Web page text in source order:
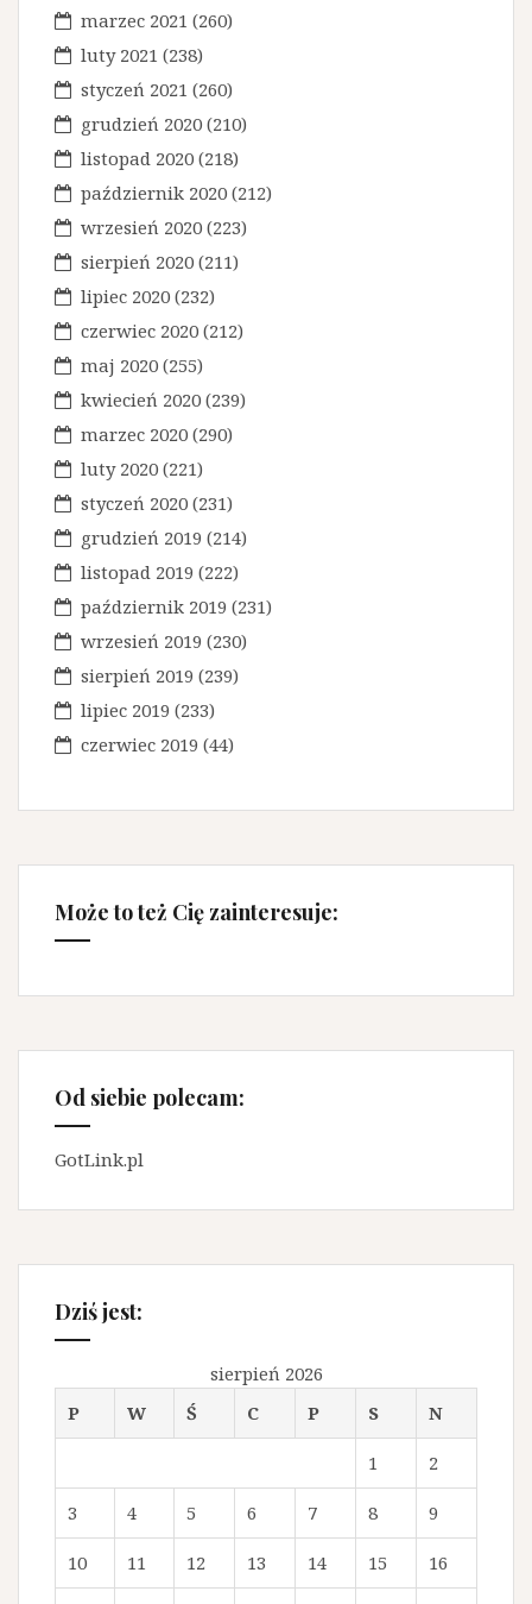
marzec 2021 (260)
luty 2021 (238)
styczeń 2021 (260)
grudzień 2020 (210)
listopad 2020 (218)
październik 2020 (212)
wrzesień 2020 (223)
sierpień 2020 (211)
lipiec 2020 (232)
czerwiec 2020 (212)
maj 2020 (255)
kwiecień 2020 (239)
marzec 2020 (290)
luty 2020 (221)
styczeń 2020 (231)
grudzień 2019 (214)
listopad 2019 (222)
październik 2019 (231)
wrzesień 2019 (230)
sierpień 2019 (239)
lipiec 2019 (233)
czerwiec 2019 (44)
Może to też Cię zainteresuje:
Od siebie polecam:
GotLink.pl
Dziś jest:
sierpień 2026
P
W Ś C P S N
1 2
3 4 5 6 7 8 9
10 11 12 13 14 15 16